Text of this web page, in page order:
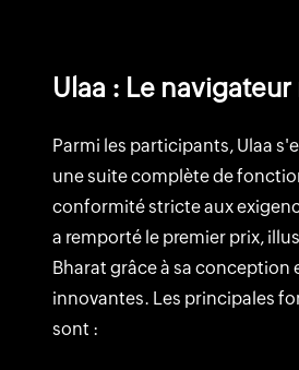
Ulaa : Le
Parmi les participants, Ulaa
une suite complète de
conformité stricte aux
a remporté le premier prix,
Bharat grâce à sa
innovantes. Les principales
sont :